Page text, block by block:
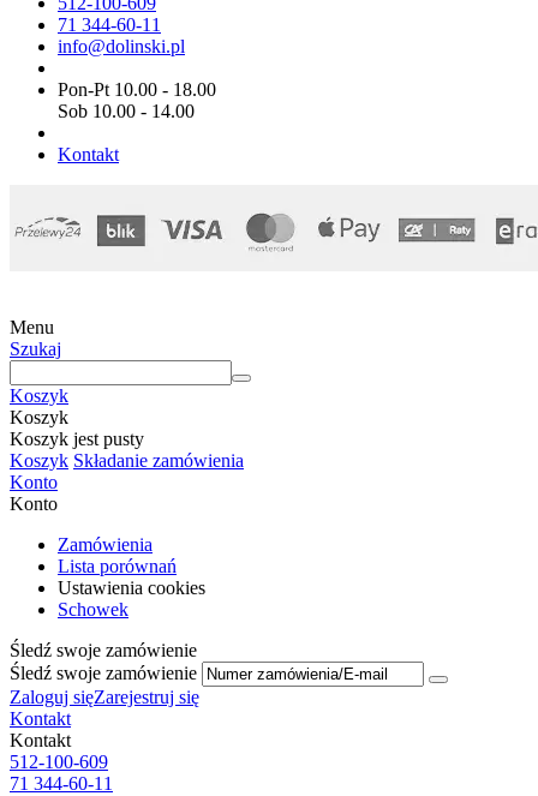
71 344-60-11
info@dolinski.pl
Pon-Pt 10.00 - 18.00
Sob 10.00 - 14.00
Kontakt
Menu
Szukaj
Koszyk
Koszyk
Koszyk jest pusty
Koszyk Składanie zamówienia
Konto
Konto
Zamówienia
Lista porównań
Ustawienia cookies
Schowek
Śledź swoje zamówienie
Śledź swoje zamówienie
Zaloguj sięZarejestruj się
Kontakt
Kontakt
512-100-609
71 344-60-11